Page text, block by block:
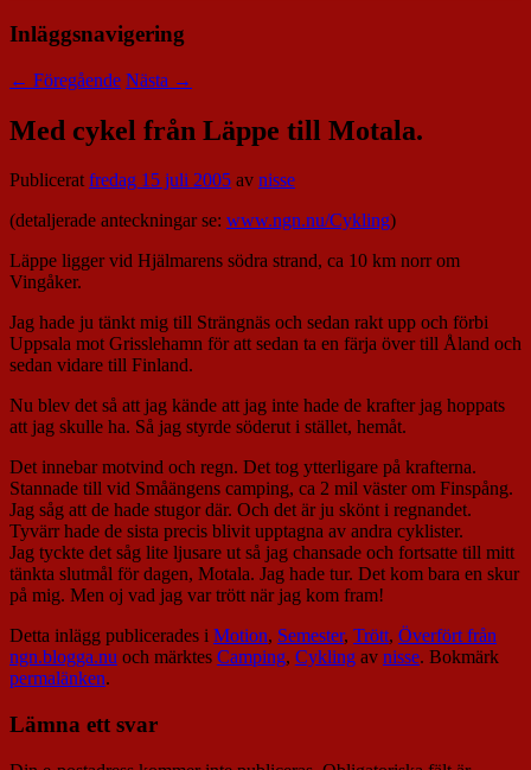
Inläggsnavigering
← Föregående Nästa →
Med cykel från Läppe till Motala.
Publiceratfredag 15 juli 2005 av nisse
(detaljerade anteckningar se: www.ngn.nu/Cykling)
Läppe ligger vid Hjälmarens södra strand, ca 10 km norr om
Vingåker.
Jag hade ju tänkt mig till Strängnäs och sedan rakt upp och förbi
Uppsala mot Grisslehamn för att sedan ta en färja över till Åland och
sedan vidare till Finland.
Nu blev det så att jag kände att jag inte hade de krafter jag hoppats
att jag skulle ha. Så jag styrde söderut i stället, hemåt.
Det innebar motvind och regn. Det tog ytterligare på krafterna.
Stannade till vid Småängens camping, ca 2 mil väster om Finspång.
Jag såg att de hade stugor där. Och det är ju skönt i regnandet.
Tyvärr hade de sista precis blivit upptagna av andra cyklister.
Jag tyckte det såg lite ljusare ut så jag chansade och fortsatte till mitt
tänkta slutmål för dagen, Motala. Jag hade tur. Det kom bara en skur
på mig. Men oj vad jag var trött när jag kom fram!
Detta inlägg publicerades i Motion, Semester, Trött, Överfört från
ngn.blogga.nu och märktes Camping, Cykling av nisse. Bokmärk
permalänken.
Lämna ett svar